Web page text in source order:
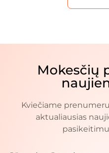
Mokesčių
Kviečiame
aktualiausias